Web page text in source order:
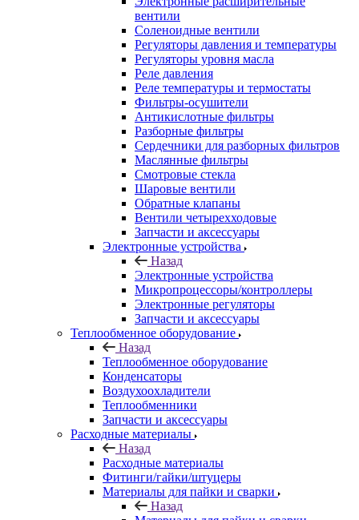
вентили
Соленоидные вентили
Регуляторы давления и температуры
Регуляторы уровня масла
Реле давления
Реле температуры и термостаты
Фильтры-осушители
Антикислотные фильтры
Разборные фильтры
Сердечники для разборных фильтров
Маслянные фильтры
Смотровые стекла
Шаровые вентили
Обратные клапаны
Вентили четырехходовые
Запчасти и аксессуары
Электронные устройства
Назад
Электронные устройства
Микропроцессоры/контроллеры
Электронные регуляторы
Запчасти и аксессуары
Теплообменное оборудование
Назад
Теплообменное оборудование
Конденсаторы
Воздухоохладители
Теплообменники
Запчасти и аксессуары
Расходные материалы
Назад
Расходные материалы
Фитинги/гайки/штуцеры
Материалы для пайки и сварки
Назад